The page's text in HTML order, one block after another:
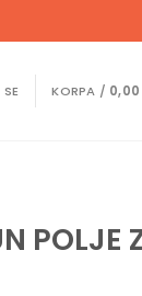
KORPA / 0,00
POLJE